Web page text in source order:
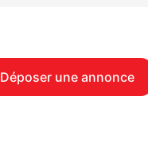
Déposer une annonce